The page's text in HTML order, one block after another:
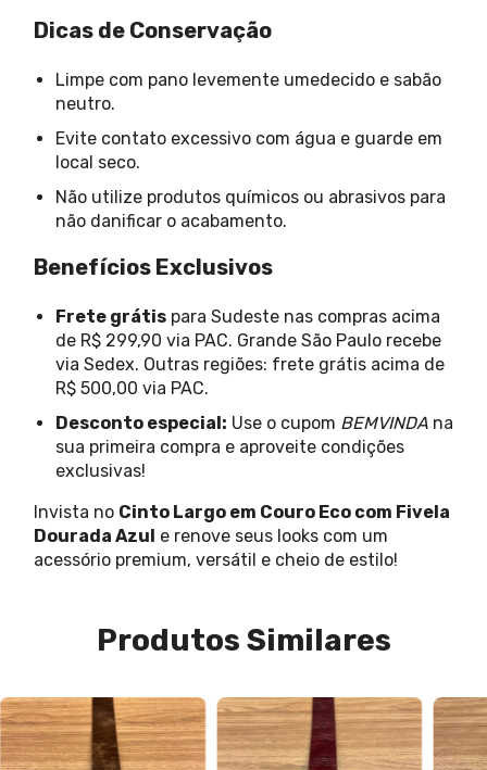
Dicas de Conservação
Limpe com pano levemente umedecido e sabão
neutro.
Evite contato excessivo com água e guarde em
local seco.
Não utilize produtos químicos ou abrasivos para
não danificar o acabamento.
Benefícios Exclusivos
Frete grátis para Sudeste nas compras acima
de R$ 299,90 via PAC. Grande São Paulo recebe
via Sedex. Outras regiões: frete grátis acima de
R$ 500,00 via PAC.
Desconto especial: Use o cupom BEMVINDA na
sua primeira compra e aproveite condições
exclusivas!
Invista no Cinto Largo em Couro Eco com Fivela
Dourada Azul e renove seus looks com um
acessório premium, versátil e cheio de estilo!
Produtos Similares